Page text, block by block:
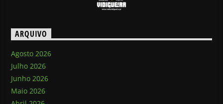
ARQUIVO
Agosto 2026
Julho 2026
Junho 2026
Maio 2026